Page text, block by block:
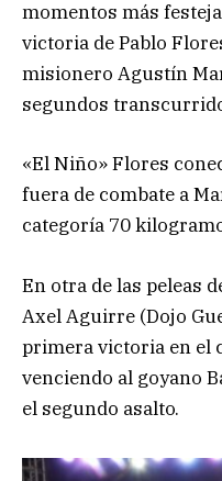
momentos más
victoria de Pablo
misionero Agustín
segundos
«El Niño» Flores
fuera de combate a
categoría 70
En otra de las peleas
Axel Aguirre (Dojo
primera victoria en el
venciendo al goyano
el segundo asalto.